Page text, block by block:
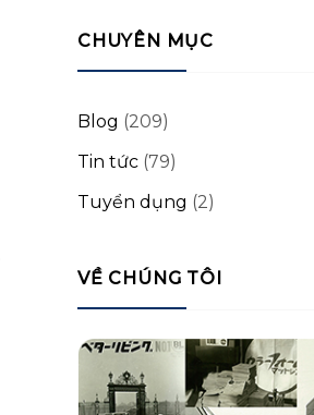
CHUYÊN MỤC
Blog (209)
Tin tức (79)
Tuyển dụng (2)
VỀ CHÚNG TÔI